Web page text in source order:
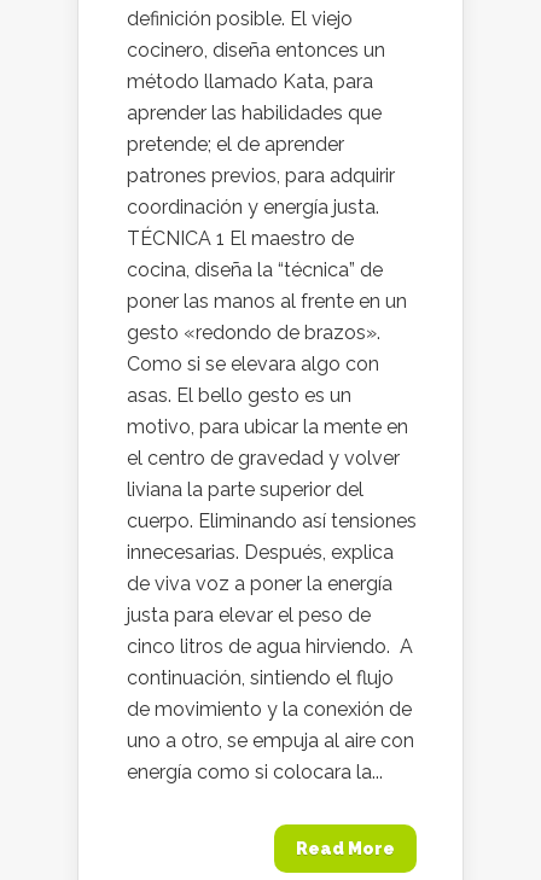
definición posible. El viejo
cocinero, diseña entonces un
método llamado Kata, para
aprender las habilidades que
pretende; el de aprender
patrones previos, para adquirir
coordinación y energía justa.
TÉCNICA 1 El maestro de
cocina, diseña la “técnica” de
poner las manos al frente en un
gesto «redondo de brazos».
Como si se elevara algo con
asas. El bello gesto es un
motivo, para ubicar la mente en
el centro de gravedad y volver
liviana la parte superior del
cuerpo. Eliminando así tensiones
innecesarias. Después, explica
de viva voz a poner la energía
justa para elevar el peso de
cinco litros de agua hirviendo. A
continuación, sintiendo el flujo
de movimiento y la conexión de
uno a otro, se empuja al aire con
energía como si colocara la...
Read More